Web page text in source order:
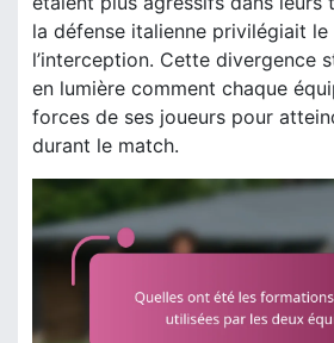
la défense italienne privilégiait
l’interception. Cette divergence
en lumière comment chaque
forces de ses joueurs pour
durant le match.